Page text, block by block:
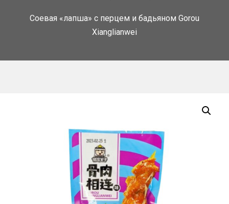
Соевая «лапша» с перцем и бадьяном Gorou
Xianglianwei